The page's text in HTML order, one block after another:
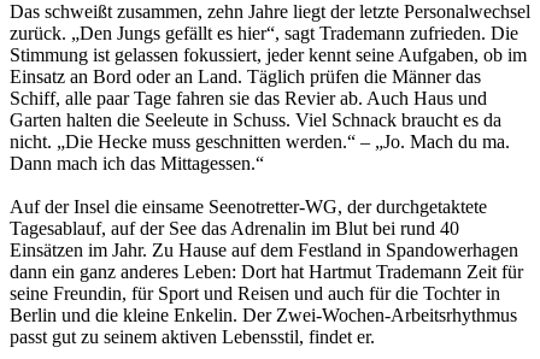
Das schweißt zusammen, zehn Jahre liegt der letzte Personalwechsel
zurück. „Den Jungs gefällt es hier“, sagt Trademann zufrieden. Die
Stimmung ist gelassen fokussiert, jeder kennt seine Aufgaben, ob im
Einsatz an Bord oder an Land. Täglich prüfen die Männer das
Schiff, alle paar Tage fahren sie das Revier ab. Auch Haus und
Garten halten die Seeleute in Schuss. Viel Schnack braucht es da
nicht. „Die Hecke muss geschnitten werden.“ – „Jo. Mach du ma.
Dann mach ich das Mittagessen.“
Auf der Insel die einsame Seenotretter-WG, der durchgetaktete
Tagesablauf, auf der See das Adrenalin im Blut bei rund 40
Einsätzen im Jahr. Zu Hause auf dem Festland in Spandowerhagen
dann ein ganz anderes Leben: Dort hat Hartmut Trademann Zeit für
seine Freundin, für Sport und Reisen und auch für die Tochter in
Berlin und die kleine Enkelin. Der Zwei-Wochen-Arbeitsrhythmus
passt gut zu seinem aktiven Lebensstil, findet er.